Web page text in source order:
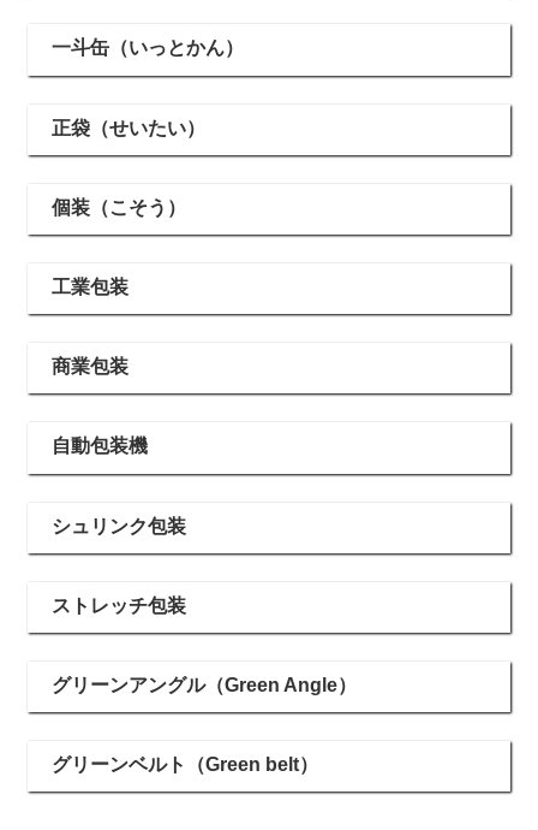
一斗缶（いっとかん）
正袋（せいたい）
個装（こそう）
工業包装
商業包装
自動包装機
シュリンク包装
ストレッチ包装
グリーンアングル（Green Angle）
グリーンベルト（Green belt）